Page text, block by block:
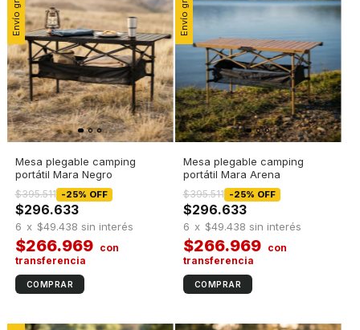
Mesa plegable camping
portátil Mara Negro
$296.633
-25% OFF
$395.511
$266.969
6 x $49.438 sin interés
Mesa plegable camping
portátil Mara Arena
$296.633
-25% OFF
$395.511
$266.969
6 x $49.438 sin interés